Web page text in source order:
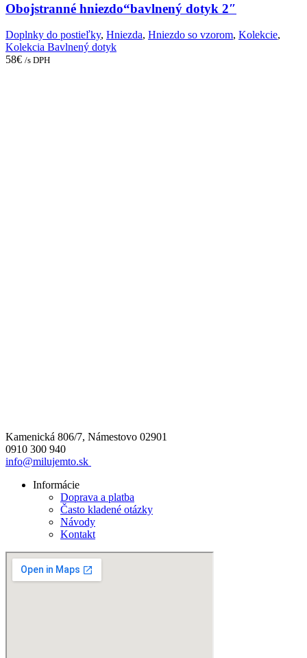
Obojstranné hniezdo“bavlnený dotyk 2″
Doplnky do postieľky, Hniezda, Hniezdo so vzorom, Kolekcie,
Kolekcia Bavlnený dotyk
58€ /s DPH
Kamenická 806/7, Námestovo 02901
0910 300 940
info@milujemto.sk
Informácie
Doprava a platba
Často kladené otázky
Návody
Kontakt